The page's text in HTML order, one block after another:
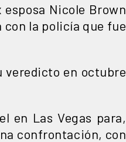
Nicole Brown
con la policía que fue
veredicto en octubre
en Las Vegas para,
confrontación, con